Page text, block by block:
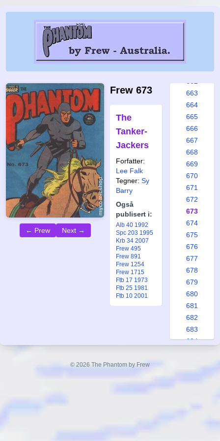
← Prew Next →
Frew 673
The
Tanker-
Jackers
Forfatter:
Lee Falk
Tegner: Sy
Barry
Også
publisert i:
Alb 40 1992
Spc 203 1995
Krb 34 2007
Frew 495
Frew 891
Frew 1254
Frew 1715
Ftb 17 1973
Ftb 25 1981
Ftb 10 2001
656
663
664
665
666
667
668
669
670
671
672
673
674
675
676
677
678
679
680
681
682
683
684
© 2026 The Phantom by Frew